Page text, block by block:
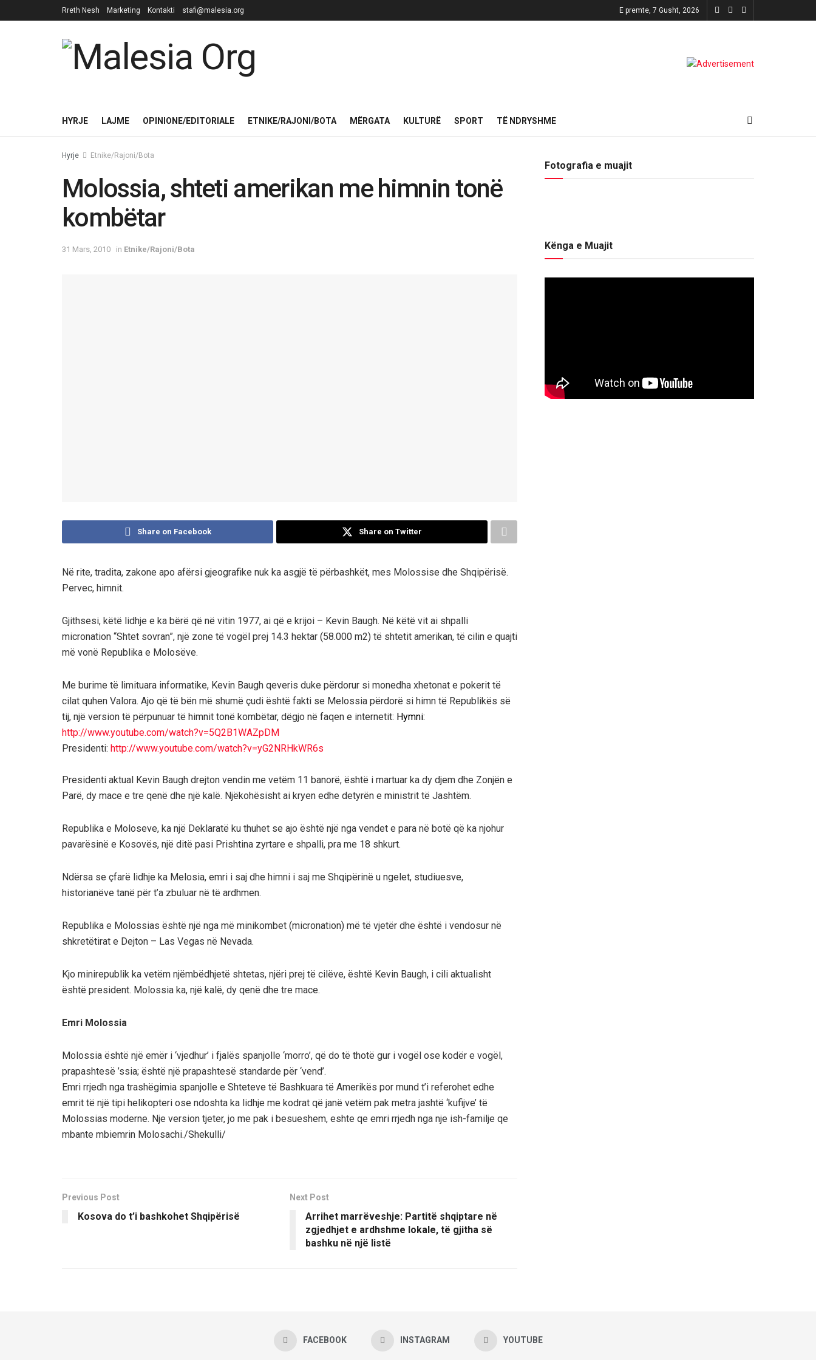
Rreth Nesh Marketing Kontakti stafi@malesia.org E premte, 7 Gusht, 2026
HYRJE LAJME OPINIONE/EDITORIALE ETNIKE/RAJONI/BOTA MËRGATA KULTURË SPORT TË NDRYSHME
Hyrje Etnike/Rajoni/Bota
Molossia, shteti amerikan me himnin tonë
kombëtar
31 Mars, 2010 in Etnike/Rajoni/Bota
Share on Facebook Share on Twitter
Në rite, tradita, zakone apo afërsi gjeografike nuk ka asgjë të përbashkët, mes Molossise dhe Shqipërisë.
Pervec, himnit.
Gjithsesi, këtë lidhje e ka bërë që në vitin 1977, ai që e krijoi – Kevin Baugh. Në këtë vit ai shpalli
micronation “Shtet sovran”, një zone të vogël prej 14.3 hektar (58.000 m2) të shtetit amerikan, të cilin e quajti
më vonë Republika e Molosëve.
Me burime të limituara informatike, Kevin Baugh qeveris duke përdorur si monedha xhetonat e pokerit të
cilat quhen Valora. Ajo që të bën më shumë çudi është fakti se Melossia përdorë si himn të Republikës së
tij, një version të përpunuar të himnit tonë kombëtar, dëgjo në faqen e internetit: Hymni:
http://www.youtube.com/watch?v=5Q2B1WAZpDM
Presidenti: http://www.youtube.com/watch?v=yG2NRHkWR6s
Presidenti aktual Kevin Baugh drejton vendin me vetëm 11 banorë, është i martuar ka dy djem dhe Zonjën e
Parë, dy mace e tre qenë dhe një kalë. Njëkohësisht ai kryen edhe detyrën e ministrit të Jashtëm.
Republika e Moloseve, ka një Deklaratë ku thuhet se ajo është një nga vendet e para në botë që ka njohur
pavarësinë e Kosovës, një ditë pasi Prishtina zyrtare e shpalli, pra me 18 shkurt.
Ndërsa se çfarë lidhje ka Melosia, emri i saj dhe himni i saj me Shqipërinë u ngelet, studiuesve,
historianëve tanë për t’a zbuluar në të ardhmen.
Republika e Molossias është një nga më minikombet (micronation) më të vjetër dhe është i vendosur në
shkretëtirat e Dejton – Las Vegas në Nevada.
Kjo minirepublik ka vetëm njëmbëdhjetë shtetas, njëri prej të cilëve, është Kevin Baugh, i cili aktualisht
është president. Molossia ka, një kalë, dy qenë dhe tre mace.
Emri Molossia
Molossia është një emër i ‘vjedhur’ i fjalës spanjolle ‘morro’, që do të thotë gur i vogël ose kodër e vogël,
prapashtesë ’ssia; është një prapashtesë standarde për ‘vend’.
Emri rrjedh nga trashëgimia spanjolle e Shteteve të Bashkuara të Amerikës por mund t’i referohet edhe
emrit të një tipi helikopteri ose ndoshta ka lidhje me kodrat që janë vetëm pak metra jashtë ‘kufijve’ të
Molossias moderne. Nje version tjeter, jo me pak i besueshem, eshte qe emri rrjedh nga nje ish-familje qe
mbante mbiemrin Molosachi./Shekulli/
Previous Post
Kosova do t’i bashkohet Shqipërisë
Next Post
Arrihet marrëveshje: Partitë shqiptare në
zgjedhjet e ardhshme lokale, të gjitha së
bashku në një listë
Fotografia e muajit
Kënga e Muajit
FACEBOOK INSTAGRAM YOUTUBE